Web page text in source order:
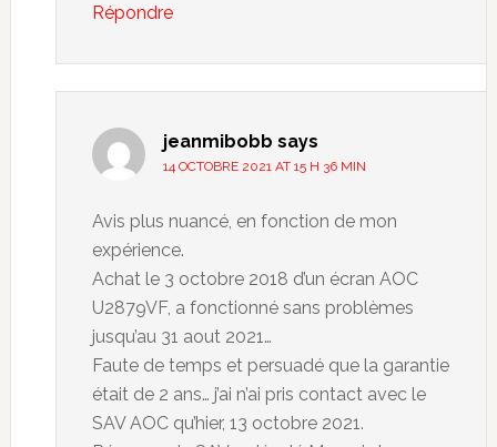
Répondre
jeanmibobb says
14 OCTOBRE 2021 AT 15 H 36 MIN
Avis plus nuancé, en fonction de mon
expérience.
Achat le 3 octobre 2018 d’un écran AOC
U2879VF, a fonctionné sans problèmes
jusqu’au 31 aout 2021…
Faute de temps et persuadé que la garantie
était de 2 ans… j’ai n’ai pris contact avec le
SAV AOC qu’hier, 13 octobre 2021.